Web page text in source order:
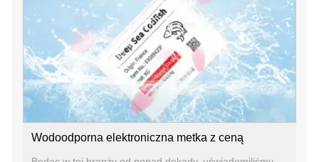
Wodoodporna elektroniczna metka z ceną